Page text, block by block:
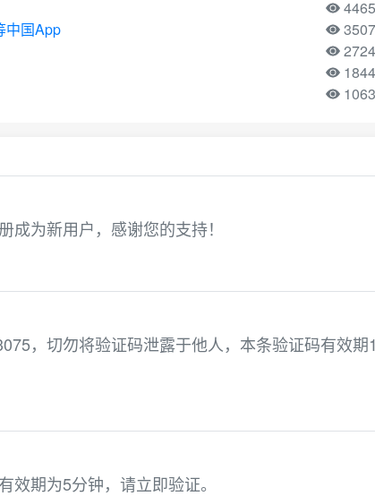
中国App
成为新用户，感谢您的支持！
，切勿将验证码泄露于他人，本条验证码有效期
效期为5分钟，请立即验证。